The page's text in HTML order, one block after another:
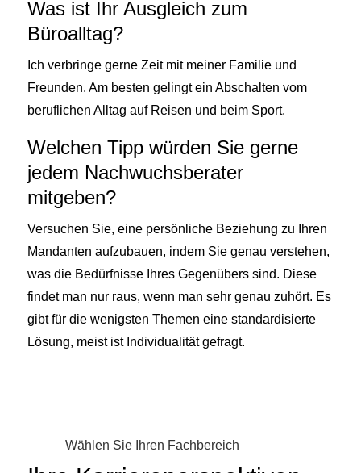
Was ist Ihr Ausgleich zum
Büroalltag?
Ich verbringe gerne Zeit mit meiner Familie und
Freunden. Am besten gelingt ein Abschalten vom
beruflichen Alltag auf Reisen und beim Sport.
Welchen Tipp würden Sie gerne
jedem Nachwuchsberater
mitgeben?
Versuchen Sie, eine persönliche Beziehung zu Ihren
Mandanten aufzubauen, indem Sie genau verstehen,
was die Bedürfnisse Ihres Gegenübers sind. Diese
findet man nur raus, wenn man sehr genau zuhört. Es
gibt für die wenigsten Themen eine standardisierte
Lösung, meist ist Individualität gefragt.
Wählen Sie Ihren Fachbereich